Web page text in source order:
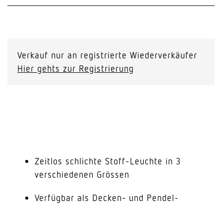
Verkauf nur an registrierte Wiederverkäufer
Hier gehts zur Registrierung
Zeitlos schlichte Stoff-Leuchte in 3
verschiedenen Grössen
Verfügbar als Decken- und Pendel-